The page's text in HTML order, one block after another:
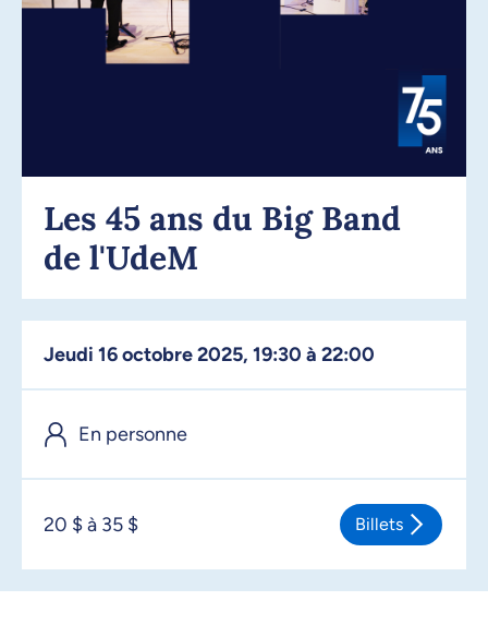
Les 45 ans du Big Band
de l'UdeM
jeudi 16 octobre 2025, 19:30 à 22:00
En personne
20 $ à 35 $ Billets